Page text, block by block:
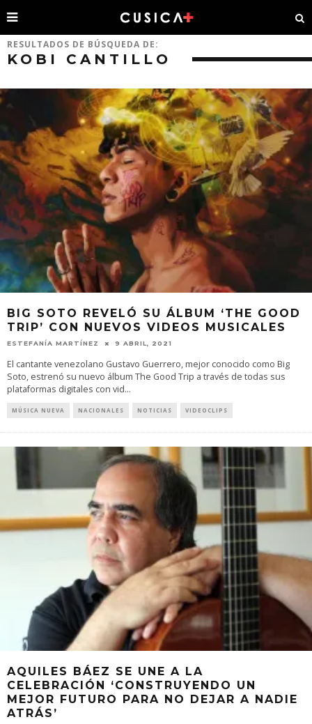
RESULTADOS DE BÚSQUEDA DE:
KOBI CANTILLO
BIG SOTO REVELÓ SU ÁLBUM ‘THE GOOD
TRIP’ CON NUEVOS VIDEOS MUSICALES
ESTEFANÍA MARTÍNEZ 9 ABRIL, 2021
El cantante venezolano Gustavo Guerrero, mejor conocido como Big
Soto, estrenó su nuevo álbum The Good Trip a través de todas sus
plataformas digitales con vid...
MÚSICA NUEVA NACIONALES NOTICIAS VIDEOCLIPS
AQUILES BÁEZ SE UNE A LA
CELEBRACIÓN ‘CONSTRUYENDO UN
MEJOR FUTURO PARA NO DEJAR A NADIE
ATRÁS’